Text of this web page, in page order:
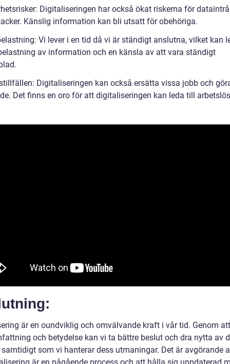
Digitaliseringen har också ökat riskerna för
Känslig information kan bli utsatt för obehöriga.
Vi lever i en tid då vi är ständigt anslutna, vilket kan
av information och en känsla av att vara ständigt
Digitaliseringen kan också ersätta vissa jobb och
Det finns en oro för att digitaliseringen kan leda till
är en oundviklig och omvälvande kraft i vår tid. Genom
och betydelse kan vi ta bättre beslut och dra nytta av
som vi hanterar dess utmaningar. Det är avgörande